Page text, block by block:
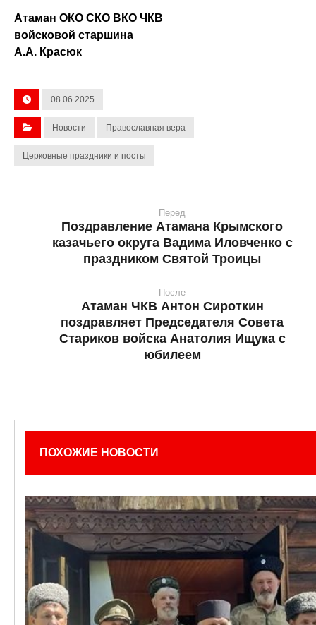
Атаман ОКО СКО ВКО ЧКВ
войсковой старшина
А.А. Красюк
08.06.2025
Новости Православная вера
Церковные праздники и посты
Перед
Поздравление Атамана Крымского
казачьего округа Вадима Иловченко с
праздником Святой Троицы
После
Атаман ЧКВ Антон Сироткин
поздравляет Председателя Совета
Стариков войска Анатолия Ищука с
юбилеем
ПОХОЖИЕ НОВОСТИ